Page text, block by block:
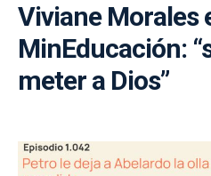
Viviane Morales
MinEducación:
meter a Dios”